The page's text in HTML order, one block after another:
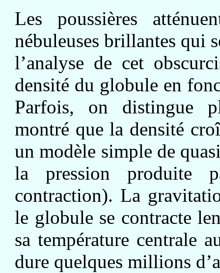
Les poussières
nébuleuses brillantes qui
l’analyse de cet
densité du globule en
Parfois, on distingue
montré que la densité
un modèle simple de
la pression produite
contraction). La
le globule se contracte
sa température centrale
dure quelques millions